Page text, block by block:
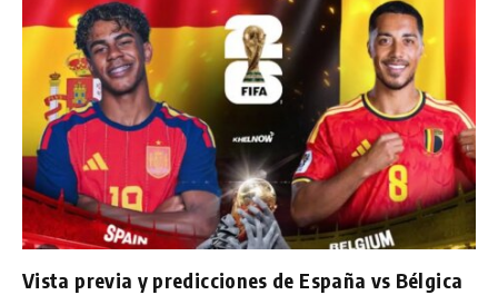
Vista previa y predicciones de España vs Bélgica